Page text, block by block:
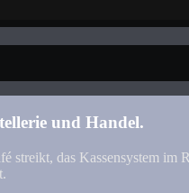
und Handel.
das Kassensystem im